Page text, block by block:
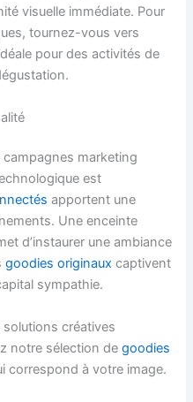
visuelle immédiate. Pour
tournez-vous vers
pour des activités de
marketing
est
apportent une
Une enceinte
d’instaurer une ambiance
goodies originaux captivent
sympathie.
créatives
notre sélection degoodies
correspond à votre image.